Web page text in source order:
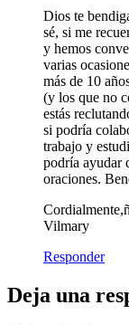
Dios te
sé, si me
y hemos
varias
más de 10
(y los que no
estás
si podría
trabajo y
podría ayudar
oraciones.
Cordialmente,ñ
Vilmary
Responder
Deja una